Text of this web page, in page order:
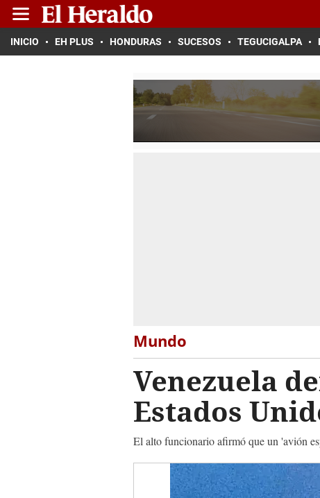
INICIO EH PLUS HONDURAS SUCESOS TEGUCIGALPA
Mundo
Venezuela
Estados
El alto funcionario afirmó que un 'avión